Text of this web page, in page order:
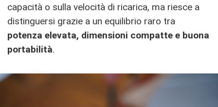
capacità o sulla velocità di ricarica, ma riesce a
distinguersi grazie a un equilibrio raro tra
potenza elevata, dimensioni compatte e buona
portabilità.